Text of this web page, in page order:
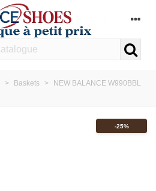
> Baskets >
NEW BALANCE W990BBL
-25%